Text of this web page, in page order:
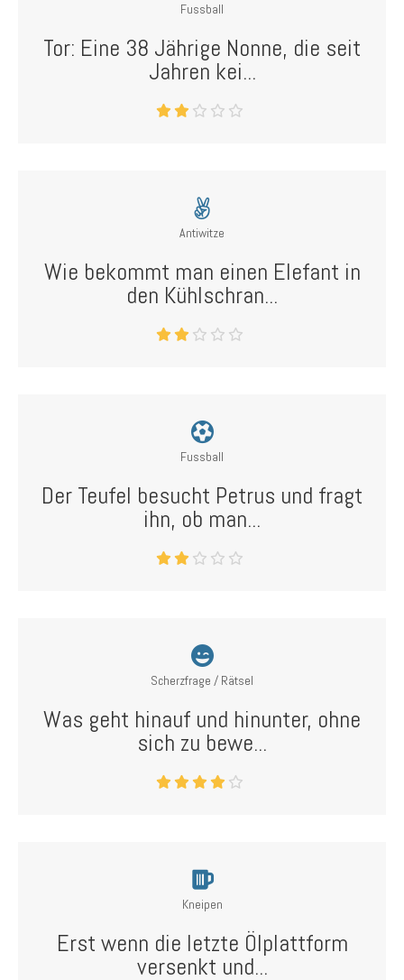
Fussball
Tor: Eine 38 Jährige Nonne, die seit
Jahren kei...
Antiwitze
Wie bekommt man einen Elefant in
den Kühlschran...
Fussball
Der Teufel besucht Petrus und fragt
ihn, ob man...
Scherzfrage / Rätsel
Was geht hinauf und hinunter, ohne
sich zu bewe...
Kneipen
Erst wenn die letzte Ölplattform
versenkt und...